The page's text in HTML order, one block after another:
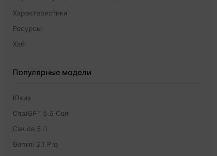
Характеристики
Ресурсы
Хаб
Популярные модели
Юкиэ
ChatGPT 5.6 Сол
Claude 5,0
Gemini 3.1 Pro